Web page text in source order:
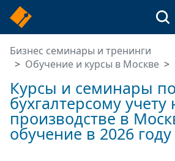
Бизнес семинары и тренинги
Обучение и курсы в Москве
Курсы и семинары по
бухгалтерсому учету
производстве в
обучение в 2026 году